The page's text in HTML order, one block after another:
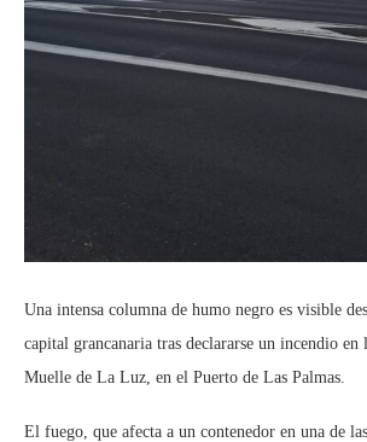
Una intensa columna de humo negro es visible
capital grancanaria tras declararse un incendio en
Muelle de La Luz, en el Puerto de Las Palmas.
El fuego, que afecta a un contenedor en una de